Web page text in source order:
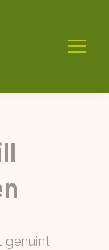
genuint